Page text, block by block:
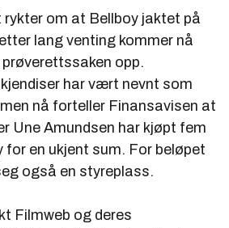
rykter om at Bellboy jaktet på
lang venting kommer nå
opp.
har vært nevnt som
nå forteller Finansavisen at
Une Amundsen har kjøpt fem
for en ukjent sum. For beløpet
også en styreplass.
Filmweb og deres